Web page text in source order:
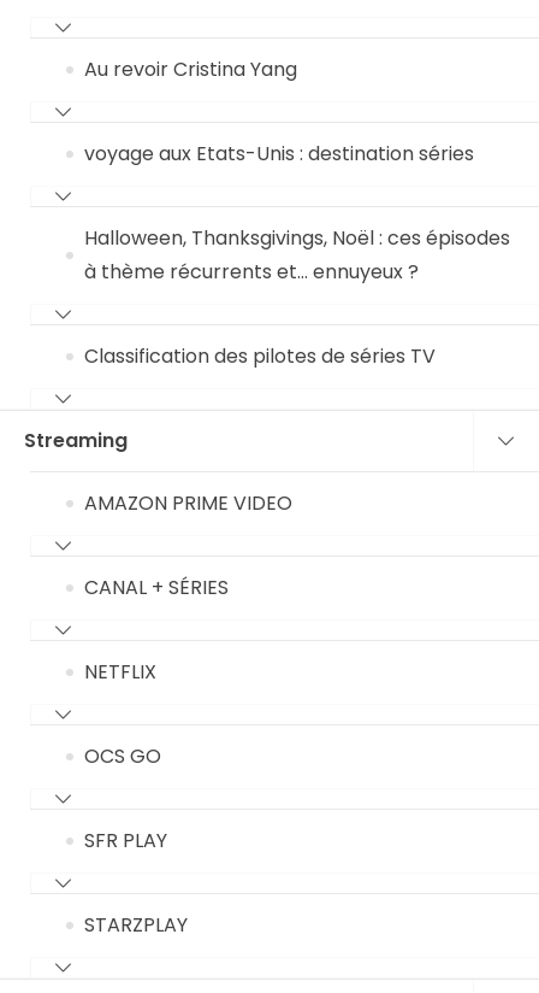
Au revoir Cristina Yang
voyage aux Etats-Unis : destination séries
Halloween, Thanksgivings, Noël : ces épisodes
à thème récurrents et… ennuyeux ?
Classification des pilotes de séries TV
Streaming
AMAZON PRIME VIDEO
CANAL + SÉRIES
NETFLIX
OCS GO
SFR PLAY
STARZPLAY